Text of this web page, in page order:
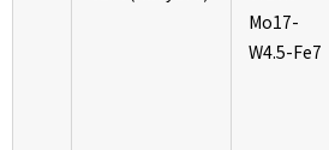
Mo17-
W4.5-Fe7